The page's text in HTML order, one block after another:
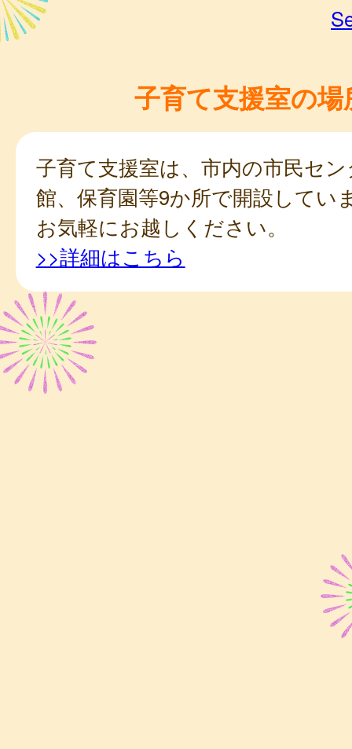
子育て支援室の場
子育て支援室は、市内の市民セ
館、保育園等9か所で開設してい
お気軽にお越しください。
>>詳細はこちら